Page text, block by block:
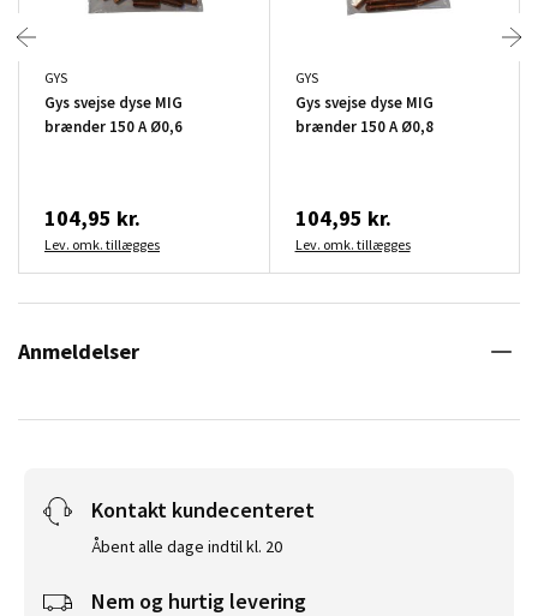
GYS
Gys svejse dyse MIG
brænder 150 A Ø0,6
104,95 kr.
Lev. omk. tillægges
GYS
Gys svejse dyse MIG
brænder 150 A Ø0,8
104,95 kr.
Lev. omk. tillægges
Anmeldelser
Kontakt kundecenteret
Åbent alle dage indtil kl. 20
Nem og hurtig levering